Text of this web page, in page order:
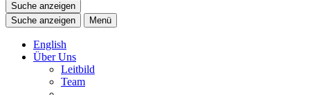
Suche anzeigen
Suche anzeigen
Menü
English
Über Uns
Leitbild
Team